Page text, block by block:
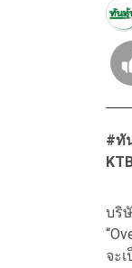
#ทั
บริ
จะ